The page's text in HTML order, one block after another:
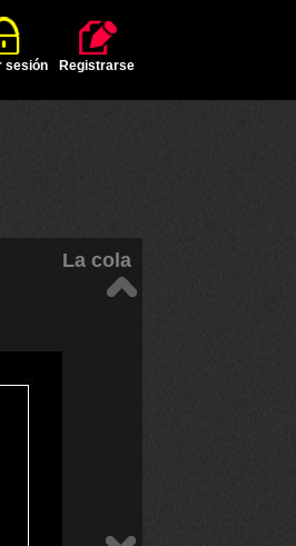
sesión Registrarse
La cola